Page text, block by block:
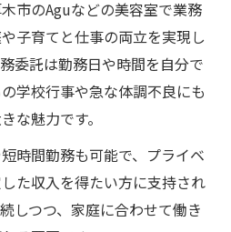
市のAguなどの美容室で業務
子育てと仕事の両立を実現し
委託は勤務日や時間を自分で
学校行事や急な体調不良にも
な魅力です。
時間勤務も可能で、プライベ
た収入を得たい方に支持され
しつつ、家庭に合わせて働き